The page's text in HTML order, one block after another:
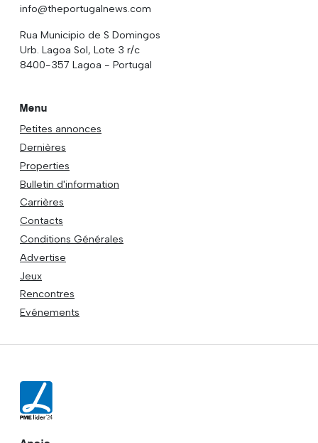
info@theportugalnews.com
Rua Municipio de S Domingos
Urb. Lagoa Sol, Lote 3 r/c
8400-357 Lagoa - Portugal
Menu
Petites annonces
Dernières
Properties
Bulletin d'information
Carrières
Contacts
Conditions Générales
Advertise
Jeux
Rencontres
Evénements